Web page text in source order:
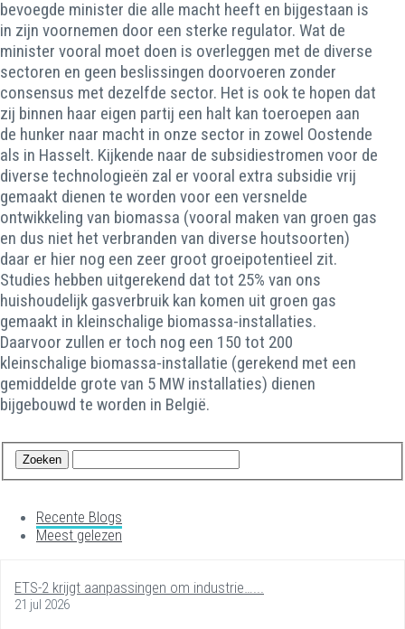
bevoegde minister die alle macht heeft en bijgestaan is
in zijn voornemen door een sterke regulator. Wat de
minister vooral moet doen is overleggen met de diverse
sectoren en geen beslissingen doorvoeren zonder
consensus met dezelfde sector. Het is ook te hopen dat
zij binnen haar eigen partij een halt kan toeroepen aan
de hunker naar macht in onze sector in zowel Oostende
als in Hasselt. Kijkende naar de subsidiestromen voor de
diverse technologieën zal er vooral extra subsidie vrij
gemaakt dienen te worden voor een versnelde
ontwikkeling van biomassa (vooral maken van groen gas
en dus niet het verbranden van diverse houtsoorten)
daar er hier nog een zeer groot groeipotentieel zit.
Studies hebben uitgerekend dat tot 25% van ons
huishoudelijk gasverbruik kan komen uit groen gas
gemaakt in kleinschalige biomassa-installaties.
Daarvoor zullen er toch nog een 150 tot 200
kleinschalige biomassa-installatie (gerekend met een
gemiddelde grote van 5 MW installaties) dienen
bijgebouwd te worden in België.
Recente Blogs
Meest gelezen
ETS-2 krijgt aanpassingen om industrie…...
21 jul 2026